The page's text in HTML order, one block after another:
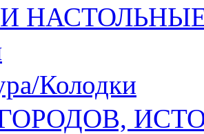
НАСТОЛЬНЫЕ
Колодки